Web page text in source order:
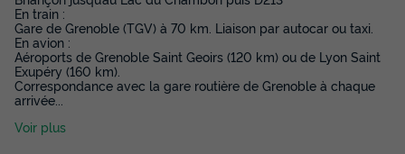
En train :
Gare de Grenoble (TGV) à 70 km. Liaison par autocar ou taxi.
En avion :
Aéroports de Grenoble Saint Geoirs (120 km) ou de Lyon Saint
Exupéry (160 km).
Correspondance avec la gare routière de Grenoble à chaque
arrivée
Voir plus